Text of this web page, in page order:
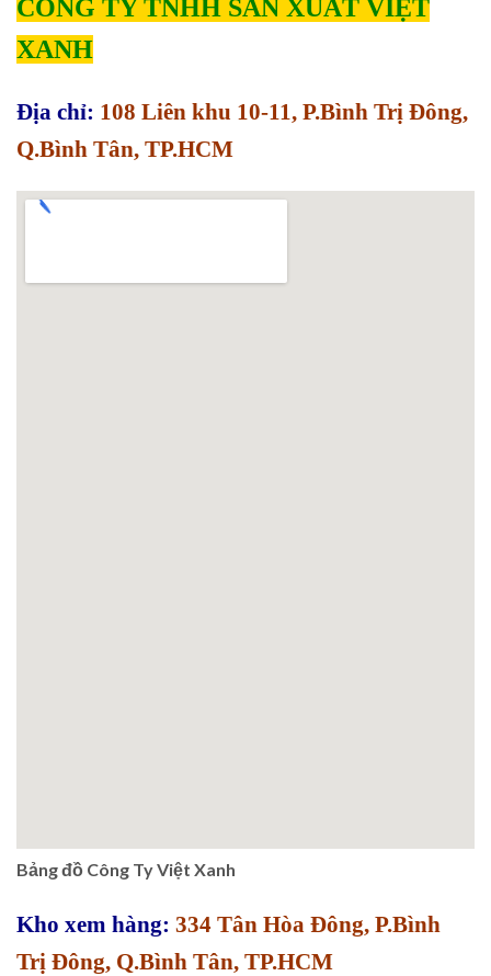
CÔNG TY TNHH SẢN XUẤT VIỆT
XANH
Địa chỉ: 108 Liên khu 10-11, P.Bình Trị Đông,
Q.Bình Tân, TP.HCM
Bảng đồ Công Ty Việt Xanh
Kho xem hàng: 334 Tân Hòa Đông, P.Bình
Trị Đông, Q.Bình Tân, TP.HCM